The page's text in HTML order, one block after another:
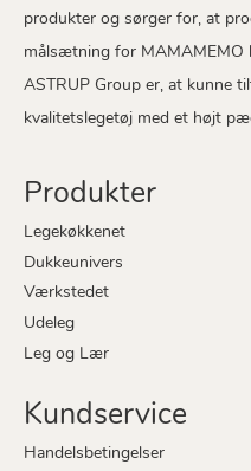
produkter og sørger for, at
målsætning for MAMAMEMO
ASTRUP Group er, at kunne
kvalitetslegetøj med et højt
Produkter
Legekøkkenet
Dukkeunivers
Værkstedet
Udeleg
Leg og Lær
Kundservice
Handelsbetingelser